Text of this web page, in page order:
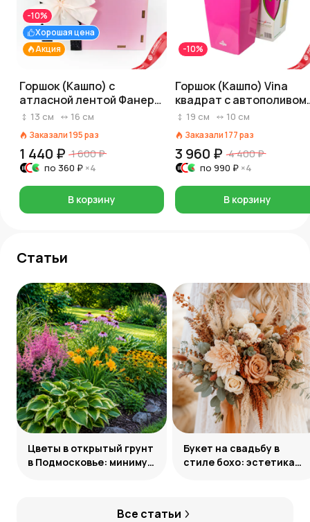
Акция
Хорошая цена
-10%
Горшок (Кашпо) с
атласной лентой Фанера
D 15,6 x 14,2 см H 12,8 см
13 см 16 см
Заказали195раз
1 440 ₽ 1 600 ₽
по 360 ₽ ×4
В корзину
-10%
Горшок (Кашпо) Vina
квадрат с автополивом
Пластик D 9,5 x 9,5 см H
19 см 10 см
Заказали177раз
3 960 ₽ 4 400 ₽
по 990 ₽ ×4
В корзину
Статьи
Все статьи
Цветы в открытый грунт
в Подмосковье: минимум
Букет на свадьбу в
стиле бохо: эстетика